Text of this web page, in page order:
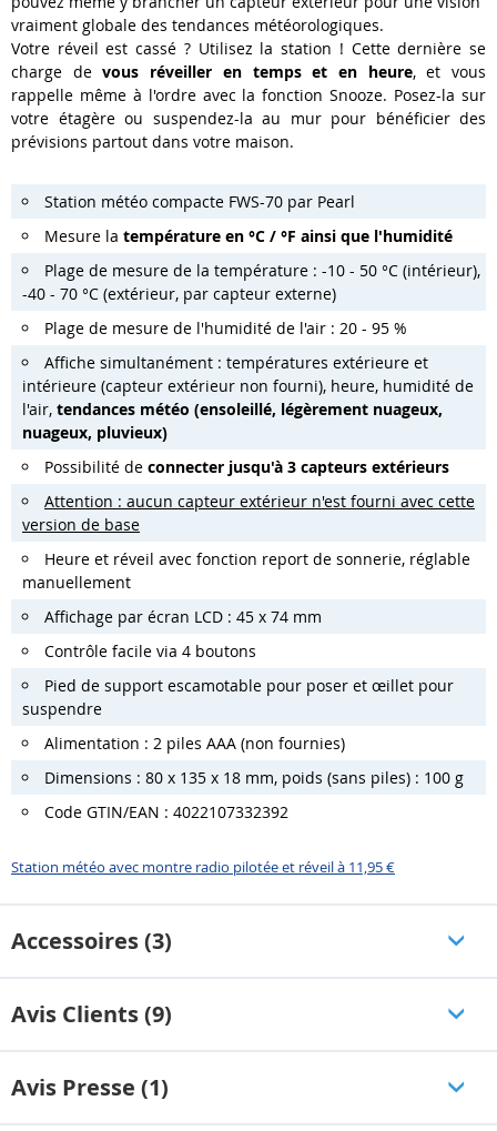
vraiment globale des tendances météorologiques.
Votre réveil est cassé ? Utilisez la station ! Cette dernière se
charge devous réveiller en temps et en heure, et vous
rappelle même à l'ordre avec la fonction Snooze. Posez-la sur
votre étagère ou suspendez-la au mur pour bénéficier des
prévisions partout dans votre maison.
Station météo compacte FWS-70 par Pearl
Mesure la température en °C / °F ainsi que l'humidité
Plage de mesure de la température : -10 - 50 °C (intérieur),
-40 - 70 °C (extérieur, par capteur externe)
Plage de mesure de l'humidité de l'air : 20 - 95 %
Affiche simultanément : températures extérieure et
intérieure (capteur extérieur non fourni), heure, humidité de
l'air, tendances météo (ensoleillé, légèrement nuageux,
nuageux, pluvieux)
Possibilité de connecter jusqu'à 3 capteurs extérieurs
Attention : aucun capteur extérieur n'est fourni avec cette
version de base
Heure et réveil avec fonction report de sonnerie, réglable
manuellement
Affichage par écran LCD : 45 x 74 mm
Contrôle facile via 4 boutons
Pied de support escamotable pour poser et œillet pour
suspendre
Alimentation : 2 piles AAA (non fournies)
Dimensions : 80 x 135 x 18 mm, poids (sans piles) : 100 g
Code GTIN/EAN : 4022107332392
Station météo avec montre radio pilotée et réveil à 11,95 €
Accessoires (3)
Avis Clients (9)
Avis Presse (1)